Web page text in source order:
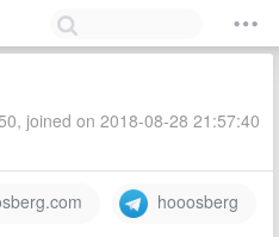
joined on 2018-08-28 21:57:40
hooosberg